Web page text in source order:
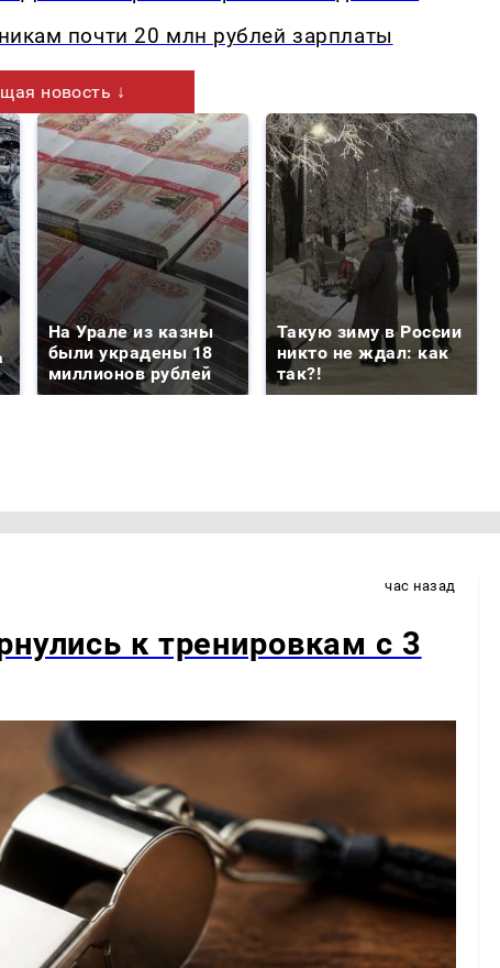
почти 20 млн рублей зарплаты
новость ↓
На Урале из казны
были украдены 18
миллионов рублей
Такую зиму в России
никто не ждал: как
так?!
час назад
к тренировкам с 3